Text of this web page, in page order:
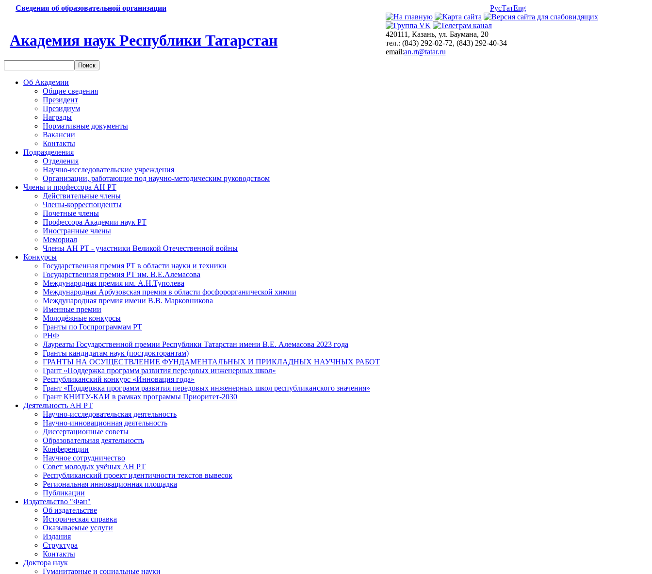
Сведения об образовательной организации РусТатEng
Академия наук Республики Татарстан
420111, Казань, ул. Баумана, 20
тел.: (843) 292-02-72, (843) 292-40-34
email:an.rt@tatar.ru
Об Академии
Общие сведения
Президент
Президиум
Награды
Нормативные документы
Вакансии
Контакты
Подразделения
Отделения
Научно-исследовательские учреждения
Организации, работающие под научно-методическим руководством
Члены и профессора АН РТ
Действительные члены
Члены-корреспонденты
Почетные члены
Профессора Академии наук РТ
Иностранные члены
Мемориал
Члены АН РТ - участники Великой Отечественной войны
Конкурсы
Государственная премия РТ в области науки и техники
Государственная премия РТ им. В.Е.Алемасова
Международная премия им. А.Н.Туполева
Международная Арбузовская премия в области фосфорорганической химии
Международная премия имени В.В. Марковникова
Именные премии
Молодёжные конкурсы
Гранты по Госпрограммам РТ
РНФ
Лауреаты Государственной премии Республики Татарстан имени В.Е. Алемасова 2023 года
Гранты кандидатам наук (постдокторантам)
ГРАНТЫ НА ОСУЩЕСТВЛЕНИЕ ФУНДАМЕНТАЛЬНЫХ И ПРИКЛАДНЫХ НАУЧНЫХ РАБОТ
Грант «Поддержка программ развития передовых инженерных школ»
Республиканский конкурс «Инновация года»
Грант «Поддержка программ развития передовых инженерных школ республиканского значения»
Грант КНИТУ-КАИ в рамках программы Приоритет-2030
Деятельность АН РТ
Научно-исследовательская деятельность
Научно-инновационная деятельность
Диссертационные советы
Образовательная деятельность
Конференции
Научное сотрудничество
Совет молодых учёных АН РТ
Республиканский проект идентичности текстов вывесок
Региональная инновационная площадка
Публикации
Издательство "Фән"
Об издательстве
Историческая справка
Оказываемые услуги
Издания
Структура
Контакты
Доктора наук
Гуманитарные и социальные науки